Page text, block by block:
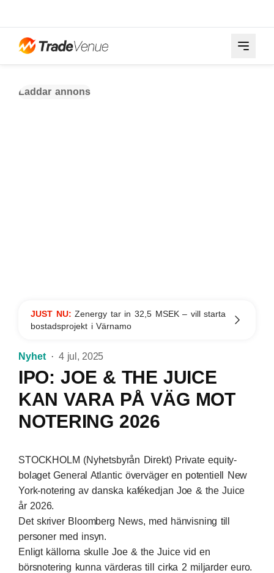
Laddar annons
JUST NU:Zenergy tar in 32,5 MSEK – vill starta
bostadsprojekt i Värnamo
Nyhet 4 jul, 2025
IPO: JOE & THE JUICE
KAN VARA PÅ VÄG MOT
NOTERING 2026
STOCKHOLM (Nyhetsbyrån Direkt) Private equity-
bolaget General Atlantic överväger en potentiell New
York-notering av danska kafékedjan Joe & the Juice
år 2026.
Det skriver Bloomberg News, med hänvisning till
personer med insyn.
Enligt källorna skulle Joe & the Juice vid en
börsnotering kunna värderas till cirka 2 miljarder euro.